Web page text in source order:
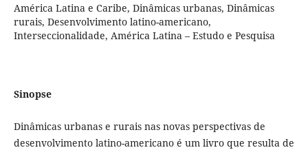
América Latina e Caribe, Dinâmicas urbanas, Dinâmicas
rurais, Desenvolvimento latino-americano,
Interseccionalidade, América Latina – Estudo e Pesquisa
Sinopse
Dinâmicas urbanas e rurais nas novas perspectivas de
desenvolvimento latino-americano é um livro que resulta de